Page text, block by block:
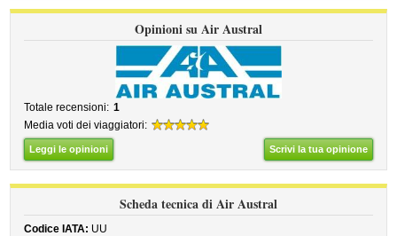
Opinioni su Air Austral
Totale recensioni: 1
Media voti dei viaggiatori:
Leggi le opinioni Scrivi la tua opinione
Scheda tecnica di Air Austral
Codice IATA: UU